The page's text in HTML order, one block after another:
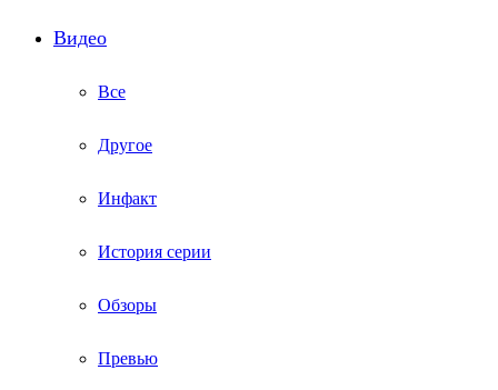
Видео
Все
Другое
Инфакт
История серии
Обзоры
Превью